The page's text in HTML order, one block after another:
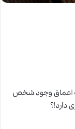
به اعماق وجود شخص
دارد!؟